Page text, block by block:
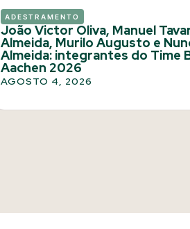
ADESTRAMENTO
João Victor Oliva, Manuel
Almeida, Murilo Augusto e
Almeida: integrantes do Time
Aachen 2026
AGOSTO 4, 2026